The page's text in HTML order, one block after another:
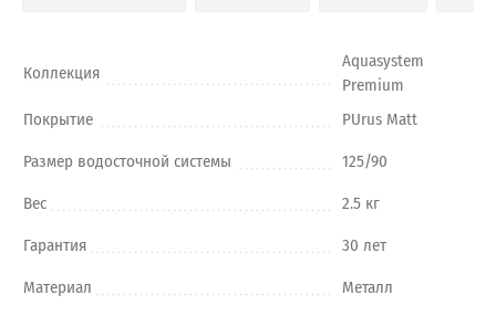
Коллекция
Aquasystem
Premium
Покрытие
PUrus Matt
Размер водосточной системы 125/90
Вес 2.5 кг
Гарантия 30 лет
Материал Металл